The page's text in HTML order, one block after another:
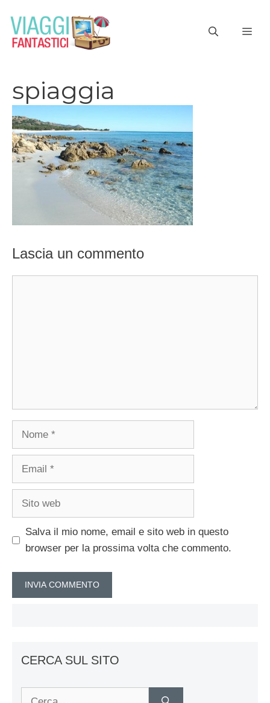
contenuto
spiaggia
Lascia un commento
Nome
Email
Sito
Salva il mio nome, email e sito web in questo
browser per la prossima volta che commento.
CERCA SUL SITO